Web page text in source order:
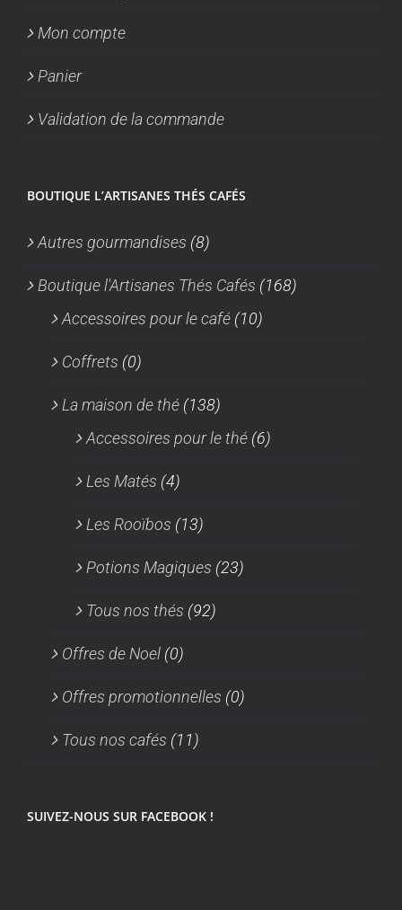
Mon compte
Panier
Validation de la commande
BOUTIQUE L’ARTISANES THÉS CAFÉS
Autres gourmandises (8)
Boutique l'Artisanes Thés Cafés (168)
Accessoires pour le café (10)
Coffrets (0)
La maison de thé (138)
Accessoires pour le thé (6)
Les Matés (4)
Les Rooïbos (13)
Potions Magiques (23)
Tous nos thés (92)
Offres de Noel (0)
Offres promotionnelles (0)
Tous nos cafés (11)
SUIVEZ-NOUS SUR FACEBOOK !